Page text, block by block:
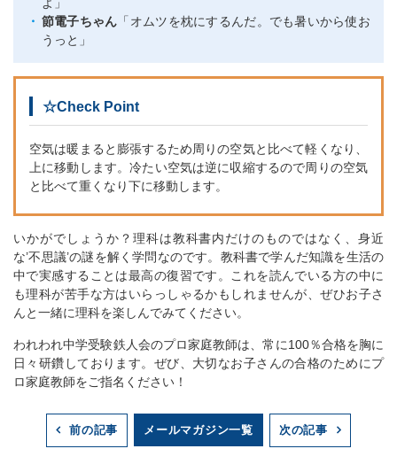
節電子ちゃん 「オムツを枕にするんだ。でも暑いから使お
うっと」
☆Check Point
空気は暖まると膨張するため周りの空気と比べて軽くなり、
上に移動します。冷たい空気は逆に収縮するので周りの空気
と比べて重くなり下に移動します。
いかがでしょうか？理科は教科書内だけのものではなく、身近
な’不思議’の謎を解く学問なのです。教科書で学んだ知識を生活の
中で実感することは最高の復習です。これを読んでいる方の中に
も理科が苦手な方はいらっしゃるかもしれませんが、ぜひお子さ
んと一緒に理科を楽しんでみてください。
われわれ中学受験鉄人会のプロ家庭教師は、常に100％合格を胸に
日々研鑽しております。ぜび、大切なお子さんの合格のためにプ
ロ家庭教師をご指名ください！
前の記事 メールマガジン一覧 次の記事